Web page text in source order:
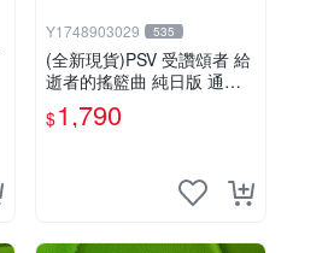
Y1748903029 535
(全新現貨)PSV 受讚頌者 給
逝者的搖籃曲 純日版 通常
$1,790